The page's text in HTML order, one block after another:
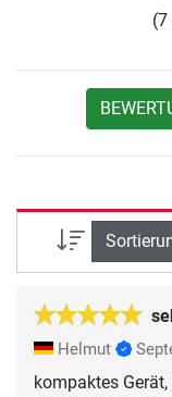
(7
Helmut
kompaktes